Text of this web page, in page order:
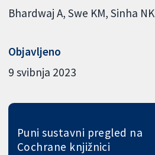
Bhardwaj A Swe KM Sinha NK
Objavljeno
9 svibnja 2023
Puni sustavni pregled na
Cochrane knjižnici